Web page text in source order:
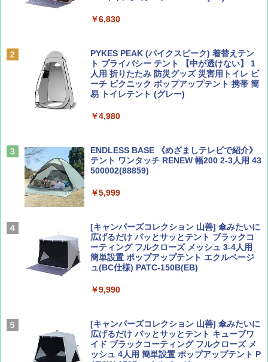
￥713
AIRLINE（エアライン）2026年9月号【特
集】ボーイング110周年を祝して！
￥1,760
￥2,695
球の歩き方A ヨーロッパ
ァキア 2026～2027 地球の歩き方A ヨーロッ
￥2,277
新しい日本地理 地図・統計・移動から読み
解く (講談社現代新書)
￥1,540
￥6,830
PYKES PEAK (パイクスピーク) 着替えテン
ト プライバシー テント 【中が透けない】 1
人用 折りたたみ 防災グッズ 災害用トイレ ビ
ーチ ピクニック ポップアップテント 携帯 簡
易 トイレテント (グレー)
￥4,980
ENDLESS BASE 《めざましテレビで紹介》
テント ワンタッチ RENEW 幅200 2-3人用 43
500002(88859)
￥5,999
[キャンパーズコレクション 山善] 傘みたいに
広げるだけ パッとサッとテント ブラックコ
ーティング フルクローズ メッシュ 3-4人用
簡単設置 ポップアップテント エクルベージ
ュ(BC仕様) PATC-150B(EB)
￥9,990
[キャンパーズコレクション 山善] 傘みたいに
広げるだけ パッとサッとテント キューブワ
イド ブラックコーティング フルクローズ メ
ッシュ 4人用 簡単設置 ポップアップテント P